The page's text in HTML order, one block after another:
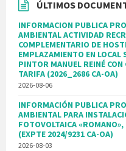
ÚLTIMOS
INFORMACION PUBLICA
AMBIENTAL ACTIVIDAD
COMPLEMENTARIO DE
EMPLAZAMIENTO EN LOCAL
PINTOR MANUEL REINÉ
TARIFA (2026_2686 CA-OA)
2026-08-06
INFORMACIÓN PUBLICA
AMBIENTAL PARA
FOTOVOLTAICA
(EXPTE 2024/9231 CA-OA)
2026-08-03